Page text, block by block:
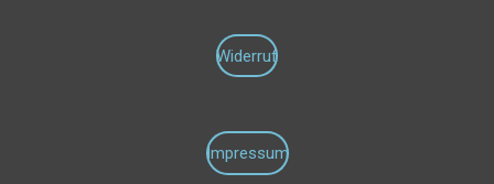
Widerruf
Impressum